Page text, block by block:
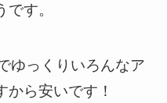
す。
ゆっくりいろんなア
ら安いです！